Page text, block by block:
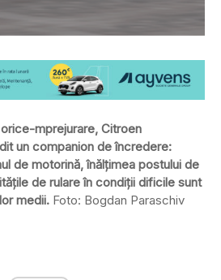
mprejurare, Citroen
un companion de încredere:
de motorină, înălțimea postului de
de rulare în condiții dificile sunt
medii. Foto: Bogdan Paraschiv